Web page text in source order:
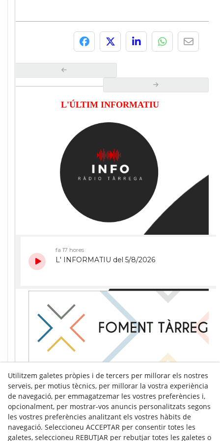
L'ÚLTIM INFORMATIU
Utilitzem galetes pròpies i de tercers per millorar els nostres
serveis, per motius tècnics, per millorar la vostra experiència
de navegació, per emmagatzemar les vostres preferències i,
opcionalment, per mostrar-vos anuncis personalitzats segons
les vostres preferències analitzant els vostres hàbits de
navegació. Seleccioneu ACCEPTAR per consentir totes les
galetes, seleccioneu REBUTJAR per rebutjar totes les galetes o